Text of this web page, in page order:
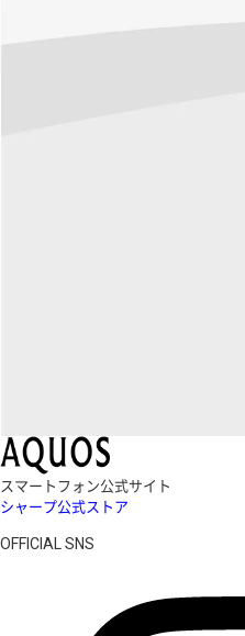
スマートフォン公式サイト
シャープ公式ストア
OFFICIAL SNS